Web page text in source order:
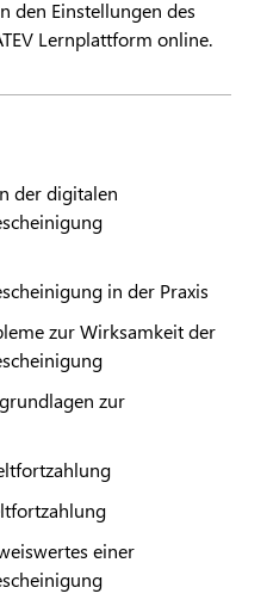
den Einstellungen des
Lernplattform online.
der digitalen
in der Praxis
zur Wirksamkeit der
zur
einer